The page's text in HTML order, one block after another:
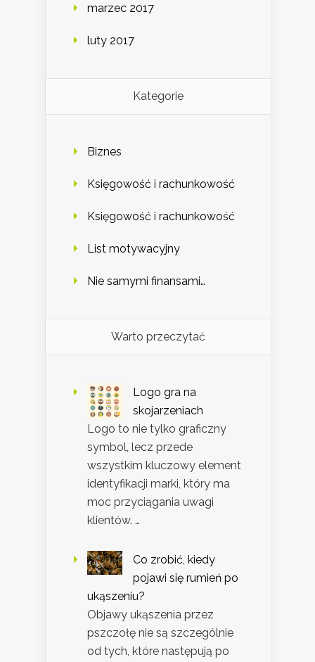
marzec 2017
luty 2017
Kategorie
Biznes
Księgowość i rachunkowość
Księgowość i rachunkowość
List motywacyjny
Nie samymi finansami…
Warto przeczytać
Logo gra na
skojarzeniach
Logo to nie tylko graficzny
symbol, lecz przede
wszystkim kluczowy element
identyfikacji marki, który ma
moc przyciągania uwagi
klientów. …
Co zrobić, kiedy
pojawi się rumień po
ukąszeniu?
Objawy ukąszenia przez
pszczołę nie są szczególnie
od tych, które następują po